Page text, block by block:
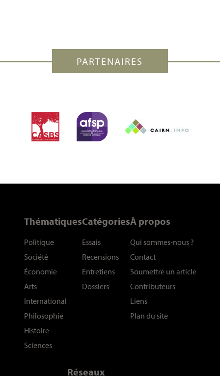
PARTENAIRES
Thématiques
Politique
Société
Économie
Arts
International
Philosophie
Histoire
Sciences
Catégories
Essais
Recensions
Entretiens
Dossiers
À propos
Qui sommes-nous ?
Contact
Soumettre un article
Contributeurs
Liens
Plan du site
Réseaux